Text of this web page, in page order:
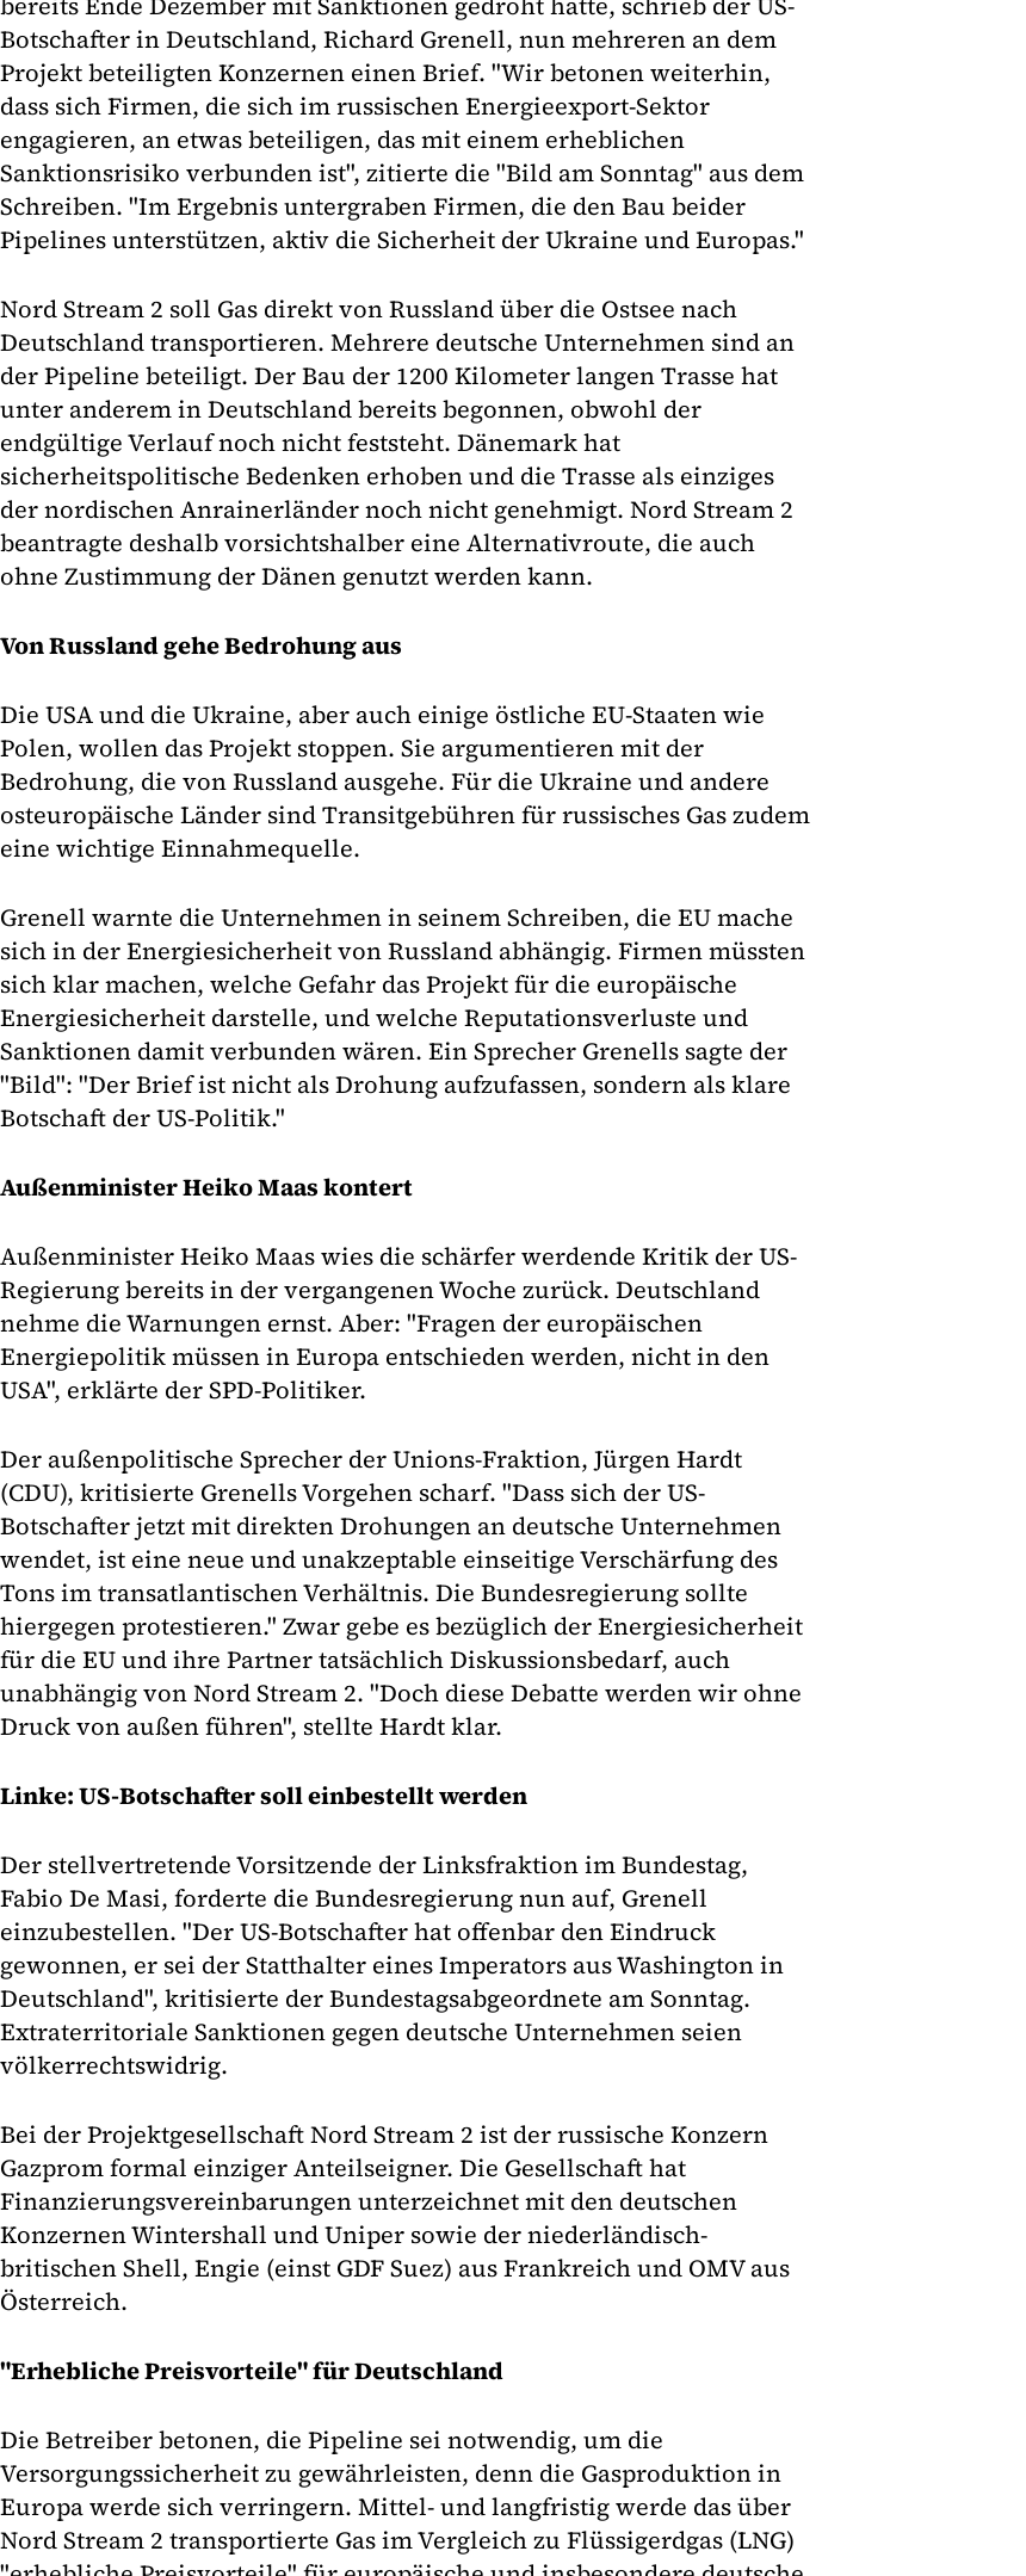
Botschafter in Deutschland, Richard Grenell, nun mehreren an dem
Projekt beteiligten Konzernen einen Brief. "Wir betonen weiterhin,
dass sich Firmen, die sich im russischen Energieexport-Sektor
engagieren, an etwas beteiligen, das mit einem erheblichen
Sanktionsrisiko verbunden ist", zitierte die "Bild am Sonntag" aus dem
Schreiben. "Im Ergebnis untergraben Firmen, die den Bau beider
Pipelines unterstützen, aktiv die Sicherheit der Ukraine und Europas."
Nord Stream 2 soll Gas direkt von Russland über die Ostsee nach
Deutschland transportieren. Mehrere deutsche Unternehmen sind an
der Pipeline beteiligt. Der Bau der 1200 Kilometer langen Trasse hat
unter anderem in Deutschland bereits begonnen, obwohl der
endgültige Verlauf noch nicht feststeht. Dänemark hat
sicherheitspolitische Bedenken erhoben und die Trasse als einziges
der nordischen Anrainerländer noch nicht genehmigt. Nord Stream 2
beantragte deshalb vorsichtshalber eine Alternativroute, die auch
ohne Zustimmung der Dänen genutzt werden kann.
Von Russland gehe Bedrohung aus
Die USA und die Ukraine, aber auch einige östliche EU-Staaten wie
Polen, wollen das Projekt stoppen. Sie argumentieren mit der
Bedrohung, die von Russland ausgehe. Für die Ukraine und andere
osteuropäische Länder sind Transitgebühren für russisches Gas zudem
eine wichtige Einnahmequelle.
Grenell warnte die Unternehmen in seinem Schreiben, die EU mache
sich in der Energiesicherheit von Russland abhängig. Firmen müssten
sich klar machen, welche Gefahr das Projekt für die europäische
Energiesicherheit darstelle, und welche Reputationsverluste und
Sanktionen damit verbunden wären. Ein Sprecher Grenells sagte der
"Bild": "Der Brief ist nicht als Drohung aufzufassen, sondern als klare
Botschaft der US-Politik."
Außenminister Heiko Maas kontert
Außenminister Heiko Maas wies die schärfer werdende Kritik der US-
Regierung bereits in der vergangenen Woche zurück. Deutschland
nehme die Warnungen ernst. Aber: "Fragen der europäischen
Energiepolitik müssen in Europa entschieden werden, nicht in den
USA", erklärte der SPD-Politiker.
Der außenpolitische Sprecher der Unions-Fraktion, Jürgen Hardt
(CDU), kritisierte Grenells Vorgehen scharf. "Dass sich der US-
Botschafter jetzt mit direkten Drohungen an deutsche Unternehmen
wendet, ist eine neue und unakzeptable einseitige Verschärfung des
Tons im transatlantischen Verhältnis. Die Bundesregierung sollte
hiergegen protestieren." Zwar gebe es bezüglich der Energiesicherheit
für die EU und ihre Partner tatsächlich Diskussionsbedarf, auch
unabhängig von Nord Stream 2. "Doch diese Debatte werden wir ohne
Druck von außen führen", stellte Hardt klar.
Linke: US-Botschafter soll einbestellt werden
Der stellvertretende Vorsitzende der Linksfraktion im Bundestag,
Fabio De Masi, forderte die Bundesregierung nun auf, Grenell
einzubestellen. "Der US-Botschafter hat offenbar den Eindruck
gewonnen, er sei der Statthalter eines Imperators aus Washington in
Deutschland", kritisierte der Bundestagsabgeordnete am Sonntag.
Extraterritoriale Sanktionen gegen deutsche Unternehmen seien
völkerrechtswidrig.
Bei der Projektgesellschaft Nord Stream 2 ist der russische Konzern
Gazprom formal einziger Anteilseigner. Die Gesellschaft hat
Finanzierungsvereinbarungen unterzeichnet mit den deutschen
Konzernen Wintershall und Uniper sowie der niederländisch-
britischen Shell, Engie (einst GDF Suez) aus Frankreich und OMV aus
Österreich.
"Erhebliche Preisvorteile" für Deutschland
Die Betreiber betonen, die Pipeline sei notwendig, um die
Versorgungssicherheit zu gewährleisten, denn die Gasproduktion in
Europa werde sich verringern. Mittel- und langfristig werde das über
Nord Stream 2 transportierte Gas im Vergleich zu Flüssigerdgas (LNG)